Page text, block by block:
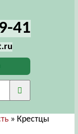
41
» Крестцы